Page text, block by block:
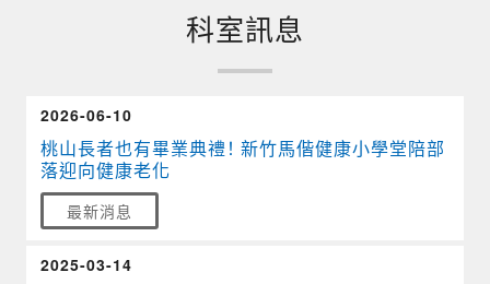
科室訊息
桃山長者也有畢業典禮！ 新竹馬偕健康小學堂陪部
落迎向健康老化
最新消息
2026-06-10
2025-03-14